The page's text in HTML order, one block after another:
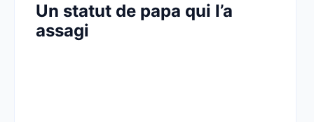
Un statut de papa qui l’a
assagi